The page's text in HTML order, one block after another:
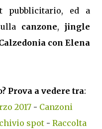
pubblicitario, ed a
canzone,jingle
con Elena
Prova a vedere tra:
2017- Canzoni
spot - Raccolta